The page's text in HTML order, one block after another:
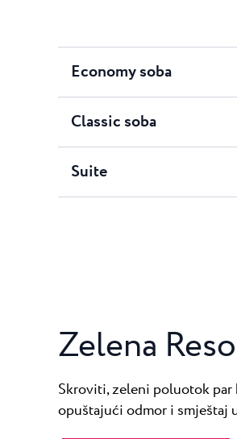
Economy soba
Classic soba
Suite
Zelena
Skroviti, zeleni poluotok par
opuštajući odmor i smještaj